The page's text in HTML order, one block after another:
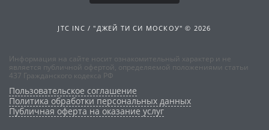
JTC INC / "ДЖЕЙ ТИ СИ МОСКОУ" © 2026
Информация на сайте носит ознакомительный характер и не
является публичной офертой, определяемой положениями статьи
437 Гражданского кодекса РФ
Пользовательское соглашение
Политика обработки персональных данных
Публичная оферта на оказание услуг